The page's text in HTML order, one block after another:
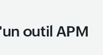
outil APM